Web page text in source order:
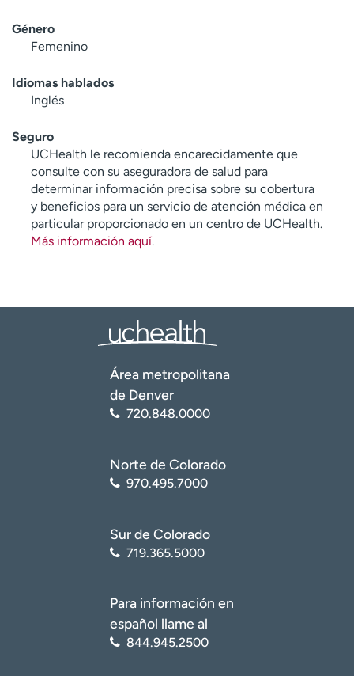
Género
Femenino
Idiomas hablados
Inglés
Seguro
UCHealth le recomienda encarecidamente que
consulte con su aseguradora de salud para
determinar información precisa sobre su cobertura
y beneficios para un servicio de atención médica en
particular proporcionado en un centro de UCHealth.
Más información aquí.
Área metropolitana
de Denver
720.848.0000
Norte de Colorado
970.495.7000
Sur de Colorado
719.365.5000
Para información en
español llame al
844.945.2500